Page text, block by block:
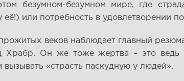
безумном-безумном мире, где
или потребность в удовлетворении
веков наблюдает главный
Храбр. Он же тоже жертва – это ведь
«страсть паскудную у людей».